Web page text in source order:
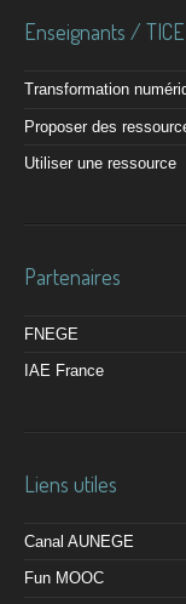
Enseignants / TICE
Transformation
Proposer des
Utiliser une ressource
Partenaires
FNEGE
IAE France
Liens utiles
Canal AUNEGE
Fun MOOC